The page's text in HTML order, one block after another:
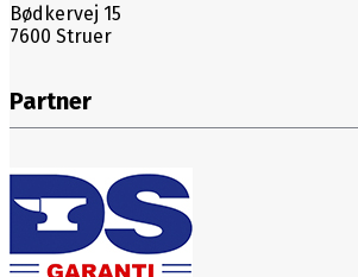
Bødkervej 15
7600 Struer
Partner